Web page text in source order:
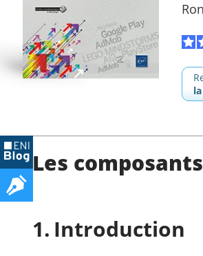
Les composants
Introduction